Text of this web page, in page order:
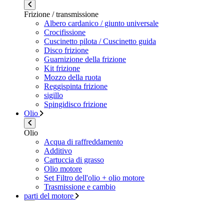
Frizione / transmissione
Albero cardanico / giunto universale
Crocifissione
Cuscinetto pilota / Cuscinetto guida
Disco frizione
Guarnizione della frizione
Kit frizione
Mozzo della ruota
Reggispinta frizione
sigillo
Spingidisco frizione
Olio
Olio
Acqua di raffreddamento
Additivo
Cartuccia di grasso
Olio motore
Set Filtro dell'olio + olio motore
Trasmissione e cambio
parti del motore